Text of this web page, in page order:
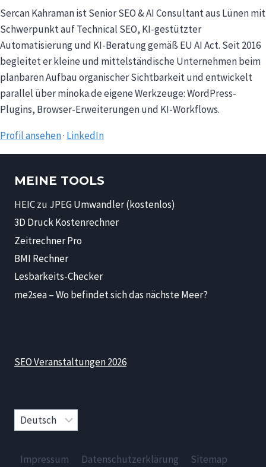
Sercan Kahraman ist Senior SEO & AI Consultant aus Lünen mit
Schwerpunkt auf Technical SEO, KI-gestützter
Automatisierung und KI-Beratung gemäß EU AI Act. Seit 2016
begleitet er kleine und mittelständische Unternehmen beim
planbaren Aufbau organischer Sichtbarkeit und entwickelt
parallel über minoka.de eigene Werkzeuge: WordPress-
Plugins, Browser-Erweiterungen und KI-Workflows.
Profil ansehen· LinkedIn
MEINE TOOLS
HEIC zu JPEG Umwandler (kostenlos)
3D Druck Kostenrechner
Zeitrechner Pro
BMI Rechner
Lesbarkeits-Checker
me2sea – Wo befindet sich das nächste Meer?
SEO Veranstaltungen 2026
Sprache
auswählen
Impressum Datenschutzerklärung Sitemap